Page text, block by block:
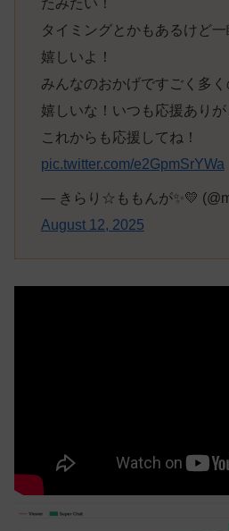
タイミングとかもあるけど
嬉しいよ！
みんなのおかげですごく多
嬉しいな！いつも応援ありが
これからも応援してね！
pic.twitter.com/e2GpmSrYWa
— きらり☆ももんが✨💛
August 12, 2025